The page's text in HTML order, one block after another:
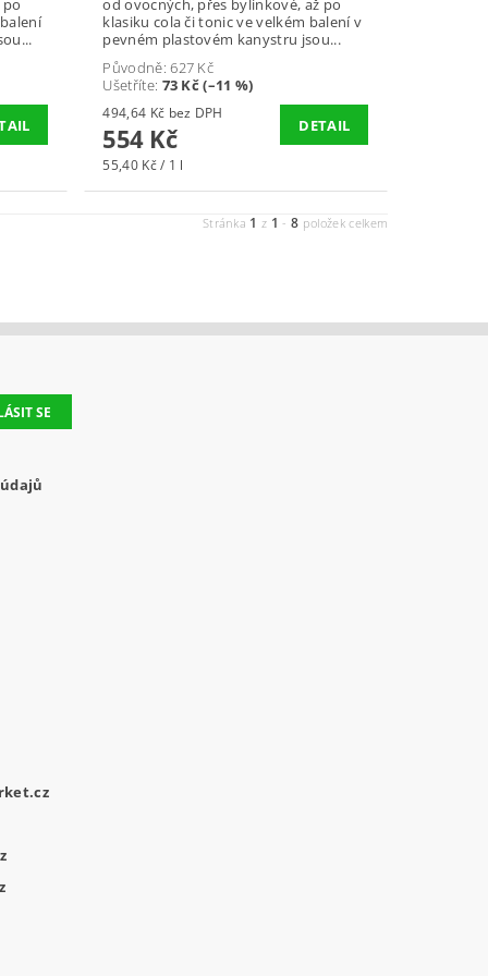
od ovocných, přes bylinkové, až po
klasiku cola či tonic ve velkém balení v
pevném plastovém kanystru jsou...
Původně:627 Kč
Ušetříte: 73 Kč (–11 %)
494,64 Kč bez DPH
554 Kč
55,40 Kč / 1 l
DETAIL
Stránka 1 z 1 -8 položek celkem